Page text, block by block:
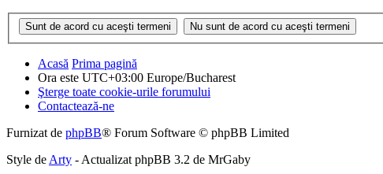
Acasă Prima pagină
Ora este UTC+03:00 Europe/Bucharest
Şterge toate cookie-urile forumului
Contactează-ne
Furnizat de phpBB® Forum Software © phpBB Limited
Style deArty - Actualizat phpBB 3.2 de MrGaby